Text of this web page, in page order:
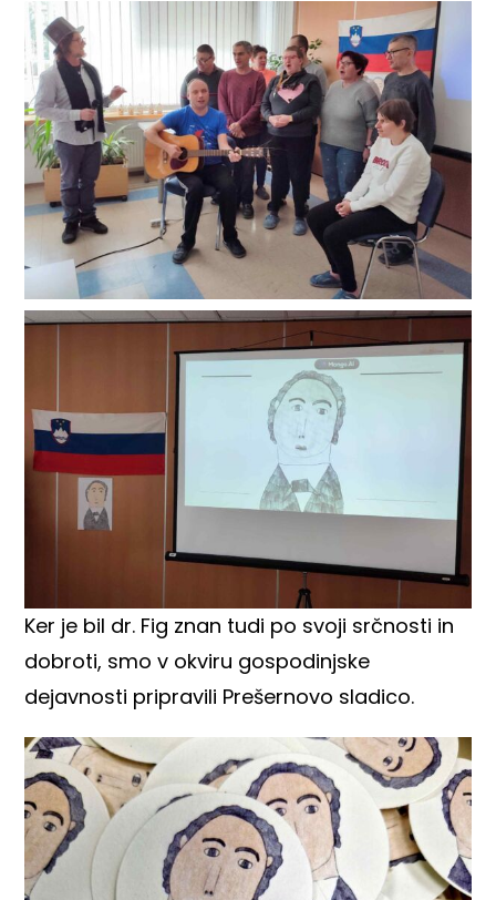
Ker je bil dr. Fig znan tudi po svoji srčnosti in
dobroti, smo v okviru gospodinjske
dejavnosti pripravili Prešernovo sladico.